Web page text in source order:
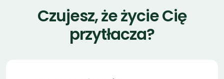
To naturalne, że
czasem pojawia się
zauważasz u siebie